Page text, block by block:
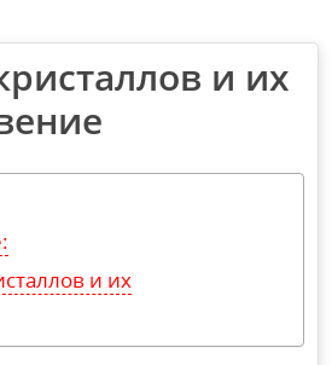
и их
и их